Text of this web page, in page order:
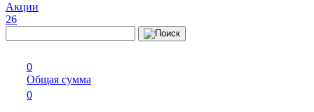
Акции
26
0
Общая сумма
0